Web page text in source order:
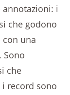
i
che godono
una
Sono
che
record sono